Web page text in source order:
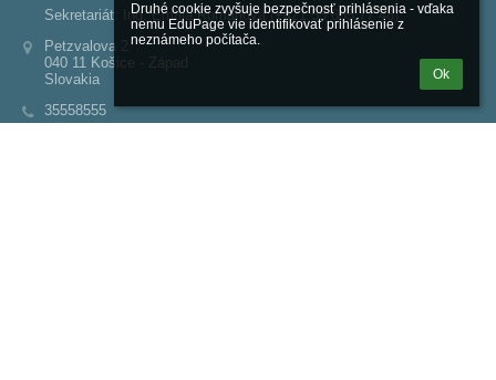
Druhé cookie zvyšuje bezpečnosť prihlásenia - vďaka
nemu EduPage vie identifikovať prihlásenie z
neznámeho počítača.
Ok
Sekretariát: Ing. Emília Romanová (+421 55 685 77 48)
Petzvalova 2
040 11 Košice - Západ
Slovakia
35558555